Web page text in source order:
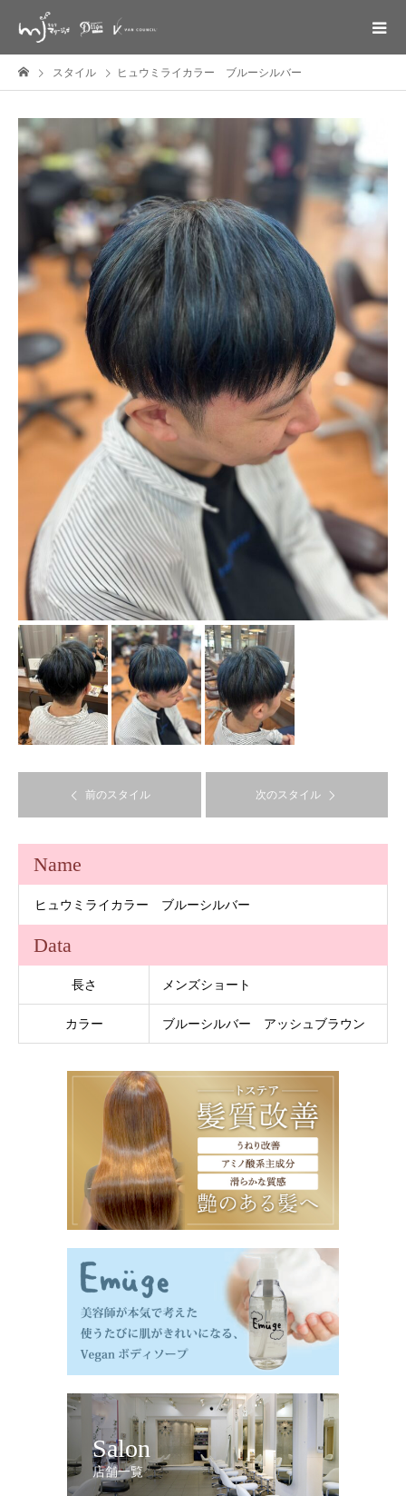
スタイル ヒュウミライカラー ブルーシルバー
前のスタイル 次のスタイル
Name
ヒュウミライカラー ブルーシルバー
Data
長さ メンズショート
カラー ブルーシルバー アッシュブラウン
Salon
店舗一覧